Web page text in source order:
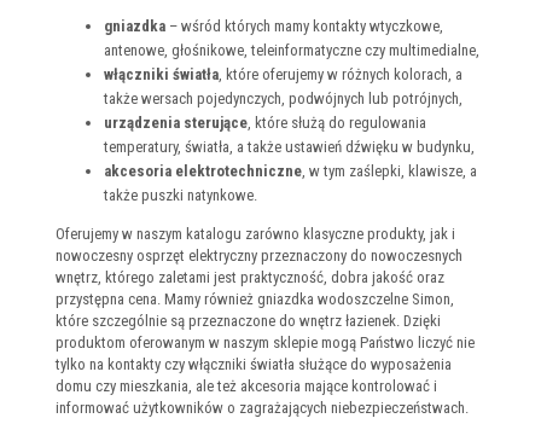
gniazdka – wśród których mamy kontakty wtyczkowe,
antenowe, głośnikowe, teleinformatyczne czy multimedialne,
włączniki światła , które oferujemy w różnych kolorach, a
także wersach pojedynczych, podwójnych lub potrójnych,
urządzenia sterujące , które służą do regulowania
temperatury, światła, a także ustawień dźwięku w budynku,
akcesoria elektrotechniczne , w tym zaślepki, klawisze, a
także puszki natynkowe.
Oferujemy w naszym katalogu zarówno klasyczne produkty, jak i
nowoczesny osprzęt elektryczny przeznaczony do nowoczesnych
wnętrz, którego zaletami jest praktyczność, dobra jakość oraz
przystępna cena. Mamy również gniazdka wodoszczelne Simon,
które szczególnie są przeznaczone do wnętrz łazienek. Dzięki
produktom oferowanym w naszym sklepie mogą Państwo liczyć nie
tylko na kontakty czy włączniki światła służące do wyposażenia
domu czy mieszkania, ale też akcesoria mające kontrolować i
informować użytkowników o zagrażających niebezpieczeństwach.